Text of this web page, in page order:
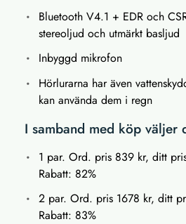
Bluetooth V4.1 + EDR och
stereoljud och utmärkt basljud
Inbyggd mikrofon
Hörlurarna har även
kan använda dem i regn
I samband med köp väljer
1 par. Ord. pris 839 kr, ditt
Rabatt: 82%
2 par. Ord. pris 1678 kr, ditt
Rabatt: 83%